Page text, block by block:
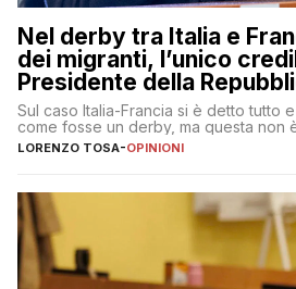
Nel derby tra Italia e
dei migranti, l’unico
Presidente della
Sul caso Italia-Francia si è detto tutto
come fosse un derby, ma questa non
LORENZO TOSA-OPINIONI